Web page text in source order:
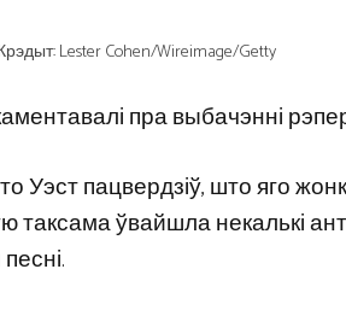
Lester Cohen/Wireimage/Getty
пра выбачэнні
Уэст пацвердзіў, што яго
таксама ўвайшла некалькі